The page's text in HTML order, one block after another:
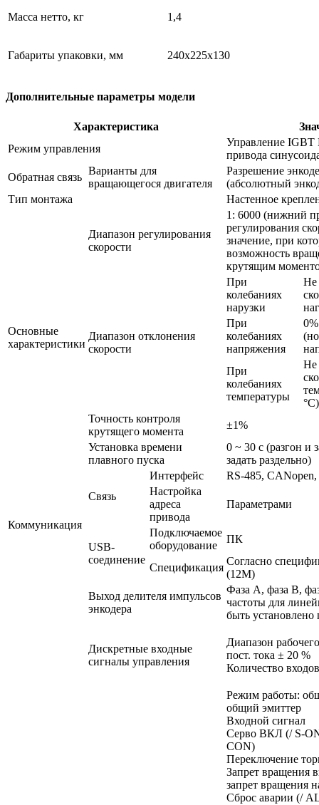
Масса нетто, кг 1,4
Габариты упаковки, мм 240x225x130
Дополнительные параметры модели
Характеристика
Режим управления
Управление
привода
Обратная связь
Варианты для
вращающегося двигателя
Разрешение
(абсолютный
Тип монтажа
Настенное
Основные
характеристики
Диапазон регулирования
скорости
1: 6000 (нижний
регулирования
значение, при
возможность
крутящим
Диапазон отклонения
скорости
При
колебаниях
нарузки
Не
При
колебаниях
напряжения
При
колебаниях
температуры
Не
°C)
Точность контроля
крутящего момента
±1%
Установка времени
плавного пуска
0 ~ 30 с (разгон и
задать раздельно)
Коммуникация
Связь
Интерфейс
RS-485,
Настройка
адреса
привода
Параметрами
USB-
соединение
Подключаемое
оборудование
ПК
Спецификация
Согласно
(12M)
Выход делителя импульсов
энкодера
Фаза A, фаза B,
частоты для
быть установлено
Дискретные входные
сигналы управления
Диапазон
пост. тока ± 20 %
Количество
Режим работы:
общий эмиттер
Входной сигнал
Серво ВКЛ (/ S-
CON)
Переключение
Запрет вращения
запрет вращения
Сброс аварии (/